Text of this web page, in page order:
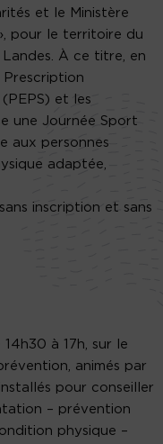
et le Ministère
pour le territoire du
Landes. À ce titre, en
et les
une Journée Sport
aux personnes
adaptée,
inscription et sans
à 17h, sur le
animés par
pour conseiller
– prévention
physique –